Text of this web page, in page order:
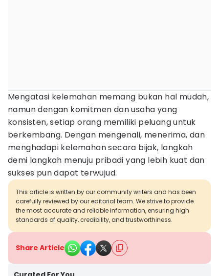
Mengatasi kelemahan memang bukan hal mudah,
namun dengan komitmen dan usaha yang
konsisten, setiap orang memiliki peluang untuk
berkembang. Dengan mengenali, menerima, dan
menghadapi kelemahan secara bijak, langkah
demi langkah menuju pribadi yang lebih kuat dan
sukses pun dapat terwujud.
This article is written by our community writers and has been
carefully reviewed by our editorial team. We strive to provide
the most accurate and reliable information, ensuring high
standards of quality, credibility, and trustworthiness.
Share Article